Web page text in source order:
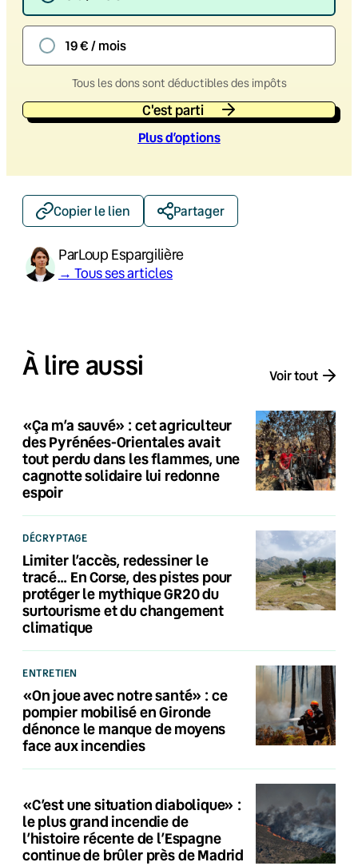
19 € / mois
Tous les dons sont déductibles des impôts
C'est parti
Plus d’options
Copier le lien Partager
ParLoup Espargilière
→ Tous ses articles
À lire aussi Voir tout
«Ça m’a sauvé» : cet agriculteur
des Pyrénées-Orientales avait
tout perdu dans les flammes, une
cagnotte solidaire lui redonne
espoir
DÉCRYPTAGE
Limiter l’accès, redessiner le
tracé… En Corse, des pistes pour
protéger le mythique GR20 du
surtourisme et du changement
climatique
ENTRETIEN
«On joue avec notre santé» : ce
pompier mobilisé en Gironde
dénonce le manque de moyens
face aux incendies
«C’est une situation diabolique» :
le plus grand incendie de
l’histoire récente de l’Espagne
continue de brûler près de Madrid